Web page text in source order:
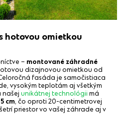
hotovou omietkou
– montované záhradné
dizajnovou omietkou od
fasáda je samočistiaca
vysokým teplotám aj všetkým
našej unikátnej technológii má
cm, čo oproti 20-centimetrovej
priestor vo vašej záhrade aj v